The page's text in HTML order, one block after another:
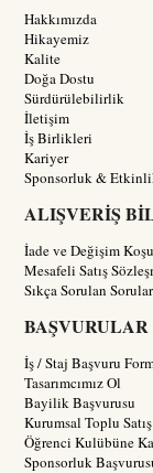
Hakkımızda
Hikayemiz
Kalite
Doğa Dostu
Sürdürülebilirlik
İletişim
İş Birlikleri
Kariyer
Sponsorluk &
ALIŞVERİŞ
İade ve Değişim
Mesafeli Satış
Sıkça Sorulan Sorular
BAŞVURULAR
İş / Staj Başvuru
Tasarımcımız Ol
Bayilik Başvurusu
Kurumsal Toplu Satış
Öğrenci Kulübüne
Sponsorluk